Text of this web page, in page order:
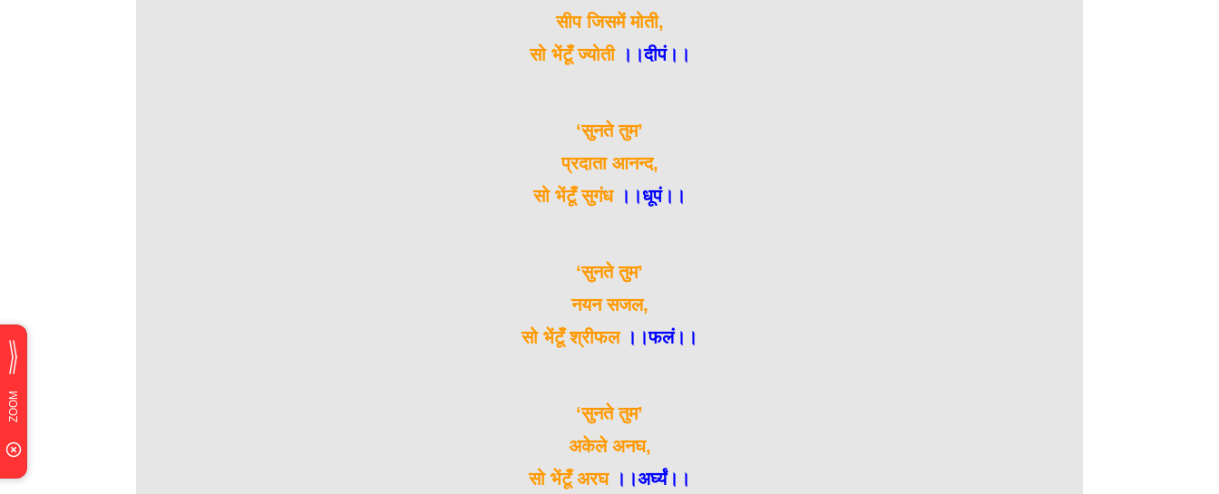
सीप जिसमें मोती,
सो भेंटूँ ज्योती ।।दीपं।।
‘सुनते तुम’
प्रदाता आनन्द,
सो भेंटूँ सुगंध।।धूपं।।
‘सुनते तुम’
नयन सजल,
सो भेंटूँ श्रीफल ।।फलं।।
‘सुनते तुम’
अकेले अनघ,
सो भेंटूँ अरघ ।।अर्घ्यं।।